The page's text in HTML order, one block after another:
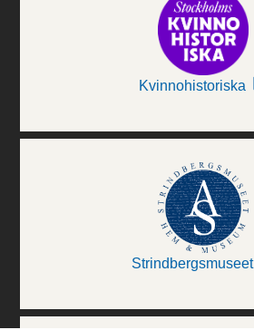
Kvinnohistoriska
Strindbergsmuseet